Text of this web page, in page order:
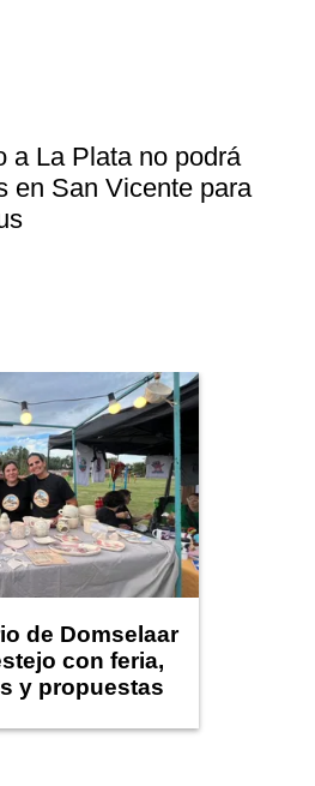
a La Plata no podrá
en San Vicente para
de Domselaar
con feria,
y propuestas